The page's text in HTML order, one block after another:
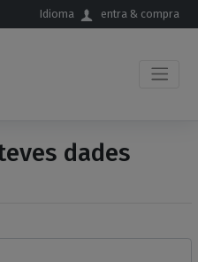
Idioma entra & compra
dades